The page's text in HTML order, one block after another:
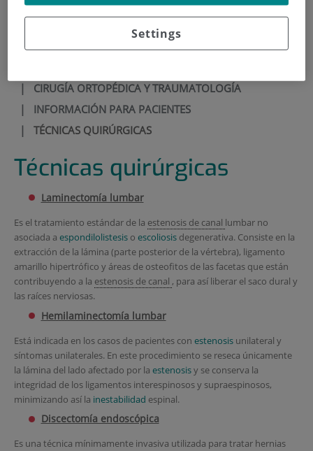
900 301 013
| CIRUGÍA ORTOPÉDICA Y TRAUMATOLOGÍA
| INFORMACIÓN PARA PACIENTES
| TÉCNICAS QUIRÚRGICAS
Técnicas quirúrgicas
Laminectomía lumbar
Es el tratamiento estándar de la estenosis de canal lumbar no
asociada a espondilolistesiso escoliosisdegenerativa. Consiste en la
extracción de la lámina (parte posterior de la vértebra), ligamento
amarillo hipertrófico y áreas de osteofitos de las facetas que están
contribuyendo a la estenosis de canal , para así liberar el saco dural y
las raíces nerviosas.
Hemilaminectomía lumbar
Está indicada en los casos de pacientes con estenosisunilateral y
síntomas unilaterales. En este procedimiento se reseca únicamente
la lámina del lado afectado por la estenosisy se conserva la
integridad de los ligamentos interespinosos y supraespinosos,
minimizando así la inestabilidad espinal.
Discectomía endoscópica
Es una técnica mínimamente invasiva utilizada para tratar hernias
Settings